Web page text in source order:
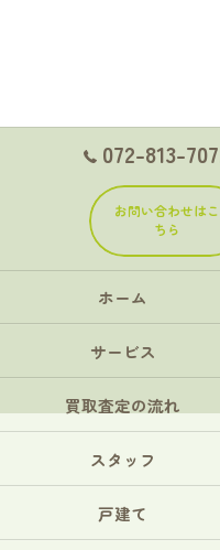
072-813-
お問い合わせはこ
ちら
ホーム
サービス
買取査定の流れ
スタッフ
戸建て